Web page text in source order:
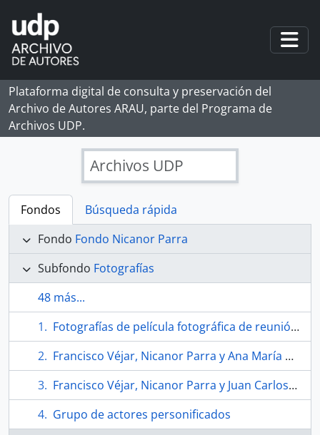
Skip to main content
Plataforma digital de consulta y preservación del
Archivo de Autores ARAU, parte del Programa de
Archivos UDP.
Archivos UDP
Fondos
Búsqueda rápida
Fondo Fondo Nicanor Parra
Subfondo Fotografías
48 más...
Fotografías de película fotográfica de reunión con Nicanor Parra
Francisco Véjar, Nicanor Parra y Ana María del Re
Francisco Véjar, Nicanor Parra y Juan Carlos Edwards
Grupo de actores personificados